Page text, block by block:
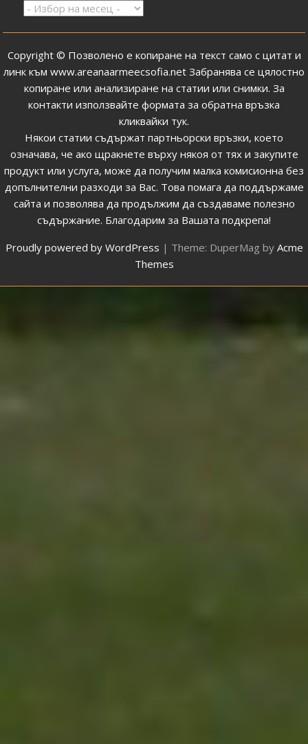
Архив
Copyright © Позволено е копиране на текст само с цитат и
линк към www.areanaarmeecsofia.net Забранява се цялостно
копиране или анализиране на статии или снимки. За
контакти използвайте формата за обратна връзка
кликвайки тук.
Някои статии съдържат партньорски връзки, което
означава, че ако щракнете върху някоя от тях и закупите
продукт или услуга, може да получим малка комисионна без
допълнителни разходи за Вас. Това помага да поддържаме
сайта и позволява да продължим да създаваме полезно
съдържание. Благодарим за Вашата подкрепа!
Proudly powered by WordPress | Theme: DuperMag by Acme
Themes